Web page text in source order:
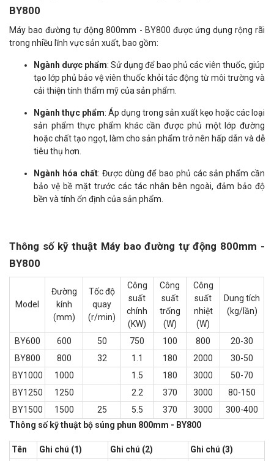
BY800
Máy bao đường tự động 800mm - BY800 được ứng dụng rộng rãi
trong nhiều lĩnh vực sản xuất, bao gồm:
Ngành dược phẩm: Sử dụng để bao phủ các viên thuốc, giúp
tạo lớp phủ bảo vệ viên thuốc khỏi tác động từ môi trường và
cải thiện tính thẩm mỹ của sản phẩm.
Ngành thực phẩm: Áp dụng trong sản xuất kẹo hoặc các loại
sản phẩm thực phẩm khác cần được phủ một lớp đường
hoặc chất tạo ngọt, làm cho sản phẩm trở nên hấp dẫn và dễ
tiêu thụ hơn.
Ngành hóa chất: Được dùng để bao phủ các sản phẩm cần
bảo vệ bề mặt trước các tác nhân bên ngoài, đảm bảo độ
bền và tính ổn định của sản phẩm.
Thông số kỹ thuật Máy bao đường tự động 800mm -
BY800
Model
Đường
kính
(mm)
Tốc độ
quay
(r/min)
Công
suất
chính
(KW)
Công
suất
trống
(W)
Công
suất
nhiệt
(W)
Dung tích
(kg/lần)
BY600 600 50 750 100 800
20-30
BY800
800 32 1.1 180 2000
30-50
BY1000
1000 1.5 180 3000
50-70
BY1250
1250 2.2 370 3000
80-150
BY1500
1500 25 5.5 370 3000
300-400
Thông số kỹ thuật bộ súng phun 800mm - BY800
Tên Ghi chú (1) Ghi chú (2)
Ghi chú (3)